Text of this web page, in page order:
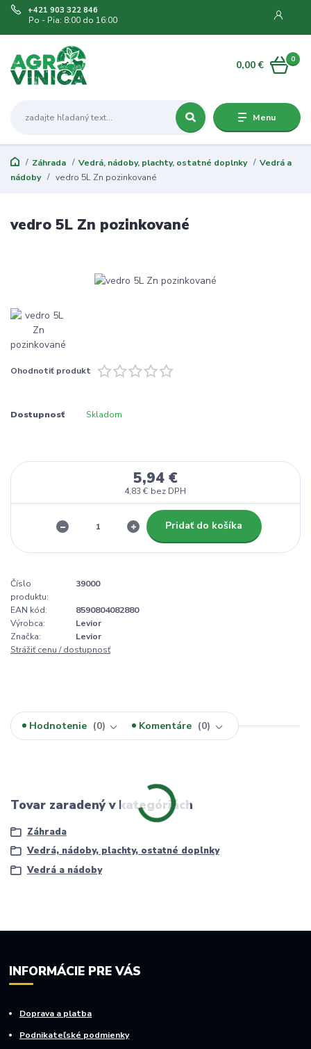
Menu
+421 903 322 846
Po - Pia: 8:00 do 16:00
0
0,00 €
Záhrada Vedrá, nádoby, plachty, ostatné doplnky
Vedrá a
nádoby
vedro 5L Zn pozinkované
vedro 5L Zn pozinkované
Ohodnotiť produkt
Dostupnosť Skladom
5,94 €
4,83 € bez DPH
Pridať do košíka
Číslo
produktu:
39000
EAN kód:
8590804082880
Výrobca:
Levior
Značka:
Levior
Strážiť cenu / dostupnosť
Hodnotenie 0 Komentáre 0
Tovar zaradený v kategóriách
Záhrada
Vedrá, nádoby, plachty, ostatné doplnky
Vedrá a nádoby
INFORMÁCIE PRE VÁS
Doprava a platba
Podnikateľské podmienky